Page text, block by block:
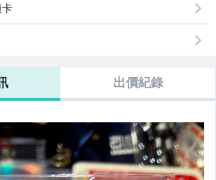
出價紀錄